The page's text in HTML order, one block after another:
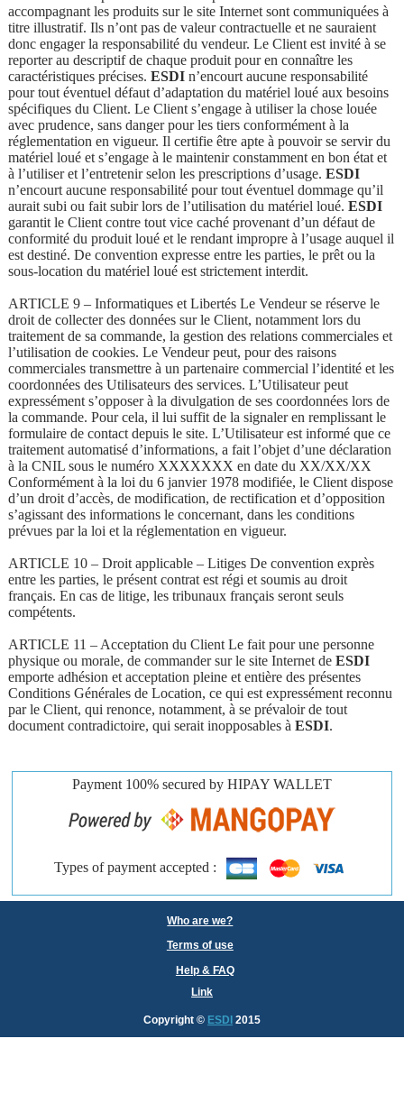
accompagnant les produits sur le site Internet sont communiquées à
titre illustratif. Ils n’ont pas de valeur contractuelle et ne sauraient
donc engager la responsabilité du vendeur. Le Client est invité à se
reporter au descriptif de chaque produit pour en connaître les
caractéristiques précises. ESDIn’encourt aucune responsabilité
pour tout éventuel défaut d’adaptation du matériel loué aux besoins
spécifiques du Client. Le Client s’engage à utiliser la chose louée
avec prudence, sans danger pour les tiers conformément à la
réglementation en vigueur. Il certifie être apte à pouvoir se servir du
matériel loué et s’engage à le maintenir constamment en bon état et
à l’utiliser et l’entretenir selon les prescriptions d’usage. ESDI
n’encourt aucune responsabilité pour tout éventuel dommage qu’il
aurait subi ou fait subir lors de l’utilisation du matériel loué. ESDI
garantit le Client contre tout vice caché provenant d’un défaut de
conformité du produit loué et le rendant impropre à l’usage auquel il
est destiné. De convention expresse entre les parties, le prêt ou la
sous-location du matériel loué est strictement interdit.
ARTICLE 9 – Informatiques et Libertés Le Vendeur se réserve le
droit de collecter des données sur le Client, notamment lors du
traitement de sa commande, la gestion des relations commerciales et
l’utilisation de cookies. Le Vendeur peut, pour des raisons
commerciales transmettre à un partenaire commercial l’identité et les
coordonnées des Utilisateurs des services. L’Utilisateur peut
expressément s’opposer à la divulgation de ses coordonnées lors de
la commande. Pour cela, il lui suffit de la signaler en remplissant le
formulaire de contact depuis le site. L’Utilisateur est informé que ce
traitement automatisé d’informations, a fait l’objet d’une déclaration
à la CNIL sous le numéro XXXXXXX en date du XX/XX/XX
Conformément à la loi du 6 janvier 1978 modifiée, le Client dispose
d’un droit d’accès, de modification, de rectification et d’opposition
s’agissant des informations le concernant, dans les conditions
prévues par la loi et la réglementation en vigueur.
ARTICLE 10 – Droit applicable – Litiges De convention exprès
entre les parties, le présent contrat est régi et soumis au droit
français. En cas de litige, les tribunaux français seront seuls
compétents.
ARTICLE 11 – Acceptation du Client Le fait pour une personne
physique ou morale, de commander sur le site Internet de ESDI
emporte adhésion et acceptation pleine et entière des présentes
Conditions Générales de Location, ce qui est expressément reconnu
par le Client, qui renonce, notamment, à se prévaloir de tout
document contradictoire, qui serait inopposables à ESDI.
Payment 100% secured by HIPAY WALLET
Types of payment accepted :
Who are we?
Terms of use
Help & FAQ
Link
Copyright © ESDI 2015